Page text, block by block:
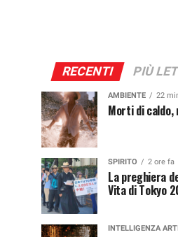
RECENTI PIÙ
AMBIENTE 22
Morti di
SPIRITO 2 ore fa
La preghiera
Vita di Tokyo
INTELLIGENZA